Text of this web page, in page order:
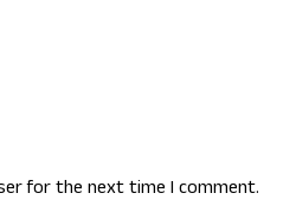
for the next time I comment.